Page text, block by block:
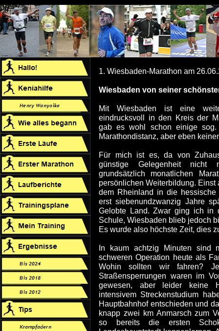
1. Wiesbaden-Marathon am
Wiesbaden von seiner
Mit Wiesbaden ist eine
eindrucksvoll in den Kreis der
gab es wohl schon einige sog.
Marathondistanz, aber eben
Für mich ist es, da von
günstige Gelegenheit nicht
grundsätzlich monatlichen
persönlichen Weiterbildung.
dem Rheinland in die
erst siebenundzwanzig Jahre
Gelobte Land. Zwar ging ich in
Schule, Wiesbaden blieb jedoch
Es wurde also höchste Zeit, dies
In kaum achtzig Minuten sind
schweren Operation heute als
Wohin sollten wir fahren?
Straßensperrungen waren im
gewesen, aber leider keine
intensivem Streckenstudium
Hauptbahnhof entschieden und
knapp zwei km Anmarsch zum
so bereits die ersten